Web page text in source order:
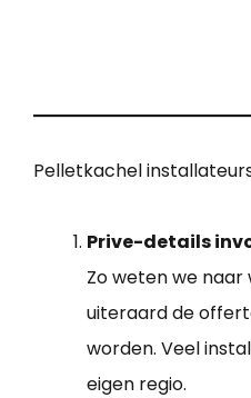
Pelletkachel
Prive-details
Zo weten we naar
uiteraard de
worden. Veel
eigen regio.